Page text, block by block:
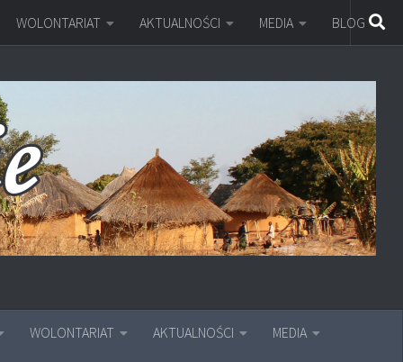
WOLONTARIAT AKTUALNOŚCI MEDIA BLOG
WOLONTARIAT AKTUALNOŚCI MEDIA